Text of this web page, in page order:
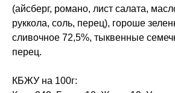
(айсберг, романо, лист салата,
руккола, соль, перец), гороше
сливочное 72,5%, тыквенные
перец.
КБЖУ на 100г: